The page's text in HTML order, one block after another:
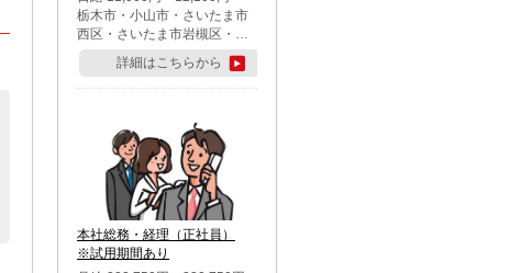
栃木市・小山市・さいたま市
西区・さいたま市岩槻区・久
喜市・蓮田市
詳細はこちらから
本社総務・経理（正社員）
※試用期間あり